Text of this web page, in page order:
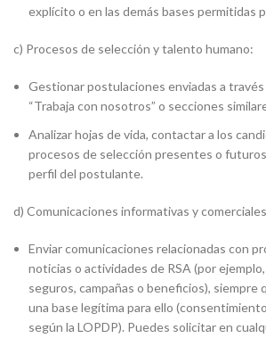
explícito o en las demás bases permitidas
c) Procesos de selección y talento humano:
Gestionar postulaciones enviadas a
“Trabaja con nosotros” o secciones
Analizar hojas de vida, contactar a los
procesos de selección presentes o
perfil del postulante.
d) Comunicaciones informativas y
Enviar comunicaciones relacionadas con
noticias o actividades de RSA (por
seguros, campañas o beneficios), siempre
una base legítima para ello
según la LOPDP). Puedes solicitar en